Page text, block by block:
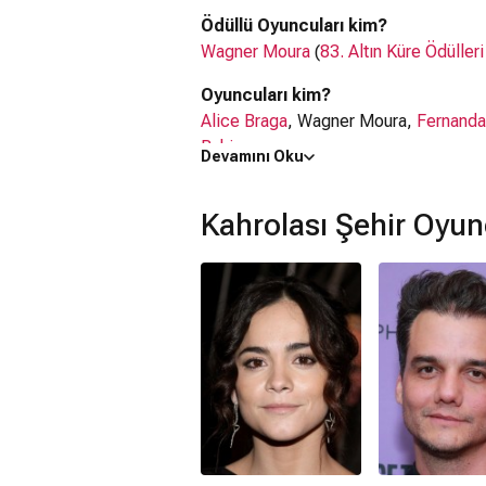
Ödüllü Oyuncuları kim?
Wagner Moura (83. Altın Küre
Oyuncuları kim?
Alice Braga, Wagner Moura,
Bahia
Kahrolası Şehir filmiİngiltere,
Kaç saat?
1 saat 38 dakika
IMDb puanı kaç?
Kahrolası Şehir filmi hangi tür?
Dram
Netflix'te var mı?
Devamını Oku
Kahrolası Şehir